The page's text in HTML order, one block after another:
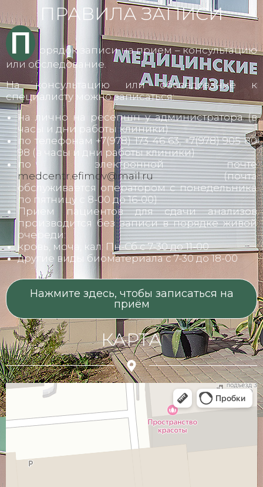
ПРАВИЛА ЗАПИСИ
П
орядок записи на прием – консультацию
или обследование.
На консультацию или обследование к
специалисту можно записаться:
на лично на ресепшн у администратора (в
часы и дни работы клиники)
по телефонам +7(978) 173 46 63, +7(978) 905 80
98 (в часы и дни работы клиники)
по электронной почте
medcentr.efimov@mail.ru(почта
обслуживается оператором с понедельника
по пятницу с 8-00 до 16-00)
Прием пациентов для сдачи анализов
производится без записи в порядке живой
очереди:
кровь, моча, кал: Пн-Сб с 7-30 до 11-00
другие виды биоматериала с 7-30 до 18-00
Нажмите здесь, чтобы записаться на
приём
КАРТА